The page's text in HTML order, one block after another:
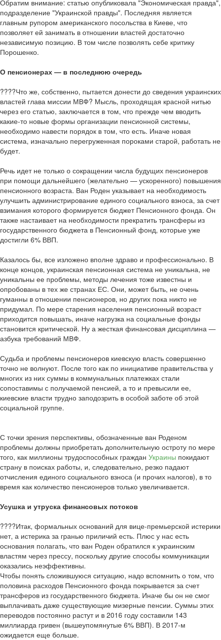
Обратим внимание: статью опубликовала "Экономическая правда",
подразделение "Украинской правды". Последняя является
главным рупором американского посольства в Киеве, что
позволяет ей занимать в отношении властей достаточно
независимую позицию. В том числе позволять себе критику
Порошенко.
О пенсионерах — в последнюю очередь
????Что же, собственно, пытается донести до сведения украинских
властей глава миссии МВФ? Мысль, проходящая красной нитью
через его статью, заключается в том, что прежде чем вводить
какие-то новые формы организации пенсионной системы,
необходимо навести порядок в том, что есть. Иначе новая
система, изначально перегруженная пороками старой, работать не
будет.
Речь идет не только о сокращении числа будущих пенсионеров
при помощи дальнейшего (желательно — ускоренного) повышения
пенсионного возраста. Ван Роден указывает на необходимость
улучшить администрирование единого социального взноса, за счет
взимания которого формируется бюджет Пенсионного фонда. Он
также настаивает на необходимости прекратить трансферы из
государственного бюджета в Пенсионный фонд, которые уже
достигли 6% ВВП.
Казалось бы, все изложено вполне здраво и профессионально. В
конце концов, украинская пенсионная система не уникальна, не
уникальны ее проблемы, методы лечения тоже известны и
опробованы в тех же странах ЕС. Они, может быть, не очень
гуманны в отношении пенсионеров, но других пока никто не
придумал. По мере старения населения пенсионный возраст
приходится повышать, иначе нагрузка на социальные фонды
становится критической. Ну а жесткая финансовая дисциплина —
азбука требований МВФ.
Судьба и проблемы пенсионеров киевскую власть совершенно
точно не волнуют. После того как по инициативе правительства у
многих из них суммы в коммунальных платежках стали
сопоставимы с получаемой пенсией, а то и превысили ее,
киевские власти трудно заподозрить в особой заботе об этой
социальной группе.
С точки зрения перспективы, обозначенные ван Роденом
проблемы должны приобретать дополнительную остроту по мере
того, как миллионы трудоспособных граждан Украины покидают
страну в поисках работы, и, следовательно, резко падают
отчисления единого социального взноса (и прочих налогов), в то
время как количество пенсионеров только увеличивается.
Усушка и утруска финансовых потоков
????Итак, формальных оснований для вице-премьерской истерики
нет, а истерика за гранью приличий есть. Плюс у нас есть
основания полагать, что ван Роден обратился к украинским
властям через прессу, поскольку другие способы коммуникации
оказались неэффективны.
Чтобы понять сложившуюся ситуацию, надо вспомнить о том, что
половина расходов Пенсионного фонда покрывается за счет
трансферов из государственного бюджета. Иначе бы он не смог
выплачивать даже существующие мизерные пенсии. Суммы этих
переводов постоянно растут и в 2016 году составили 143
миллиарда гривен (вышеупомянутые 6% ВВП). В 2017-м
ожидается еще больше.